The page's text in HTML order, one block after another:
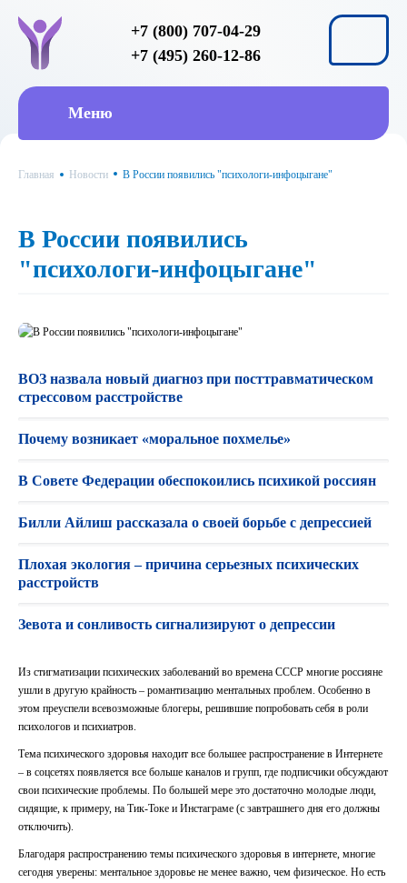
+7 (800) 707-04-29
+7 (495) 260-12-86
Меню
Главная Новости В России появились "психологи-инфоцыгане"
В России появились
"психологи-инфоцыгане"
ВОЗ назвала новый диагноз при посттравматическом
стрессовом расстройстве
Почему возникает «моральное похмелье»
В Совете Федерации обеспокоились психикой россиян
Билли Айлиш рассказала о своей борьбе с депрессией
Плохая экология – причина серьезных психических
расстройств
Зевота и сонливость сигнализируют о депрессии
Из стигматизации психических заболеваний во времена СССР многие россияне
ушли в другую крайность – романтизацию ментальных проблем. Особенно в
этом преуспели всевозможные блогеры, решившие попробовать себя в роли
психологов и психиатров.
Тема психического здоровья находит все большее распространение в Интернете
– в соцсетях появляется все больше каналов и групп, где подписчики обсуждают
свои психические проблемы. По большей мере это достаточно молодые люди,
сидящие, к примеру, на Тик-Токе и Инстаграме (с завтрашнего дня его должны
отключить).
Благодаря распространению темы психического здоровья в интернете, многие
сегодня уверены: ментальное здоровье не менее важно, чем физическое. Но есть